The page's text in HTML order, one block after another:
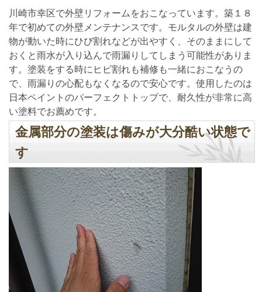
川崎市幸区で外壁リフォームをおこなっています。築１８
年で初めての外壁メンテナンスです。モルタルの外壁は建
物が動いた時にひび割れなどが出やすく、そのままにして
おくと雨水が入り込んで雨漏りしてしまう可能性がありま
す。塗装をする時にヒビ割れも補修も一緒におこなうの
で、雨漏りの心配もなくなるので安心です。使用したのは
日本ペイントのパーフェクトトップで、耐久性が非常に高
い塗料でお薦めです。
金属部分の塗装は傷みが大分酷い状態で
す